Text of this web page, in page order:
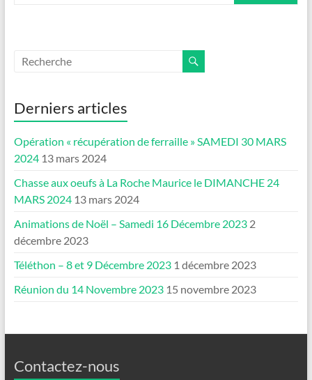
Derniers articles
Opération « récupération de ferraille » SAMEDI 30 MARS
2024 13 mars 2024
Chasse aux oeufs à La Roche Maurice le DIMANCHE 24
MARS 2024 13 mars 2024
Animations de Noël – Samedi 16 Décembre 2023 2
décembre 2023
Téléthon – 8 et 9 Décembre 2023 1 décembre 2023
Réunion du 14 Novembre 2023 15 novembre 2023
Contactez-nous